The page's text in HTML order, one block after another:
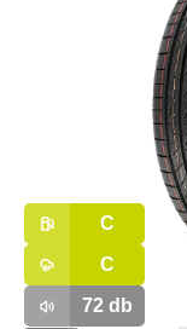
C
C
72db